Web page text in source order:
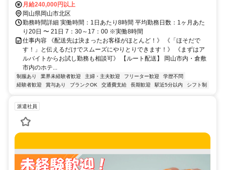
川緑道公園駅」より徒歩5分 バイク通勤OK
月給240,000円以上
岡山県岡山市北区
勤務時間詳細 実働時間：1日あたり8時間 平均勤務日数：1ヶ月あた
り20日 〜 21日 7：30～17：00 ※実働8時間
仕事内容 《配送先は決まったお客様がほとんど！》 《「ほそだで
す！」と伝えるだけでスムーズにやりとりできます！》 《まずはア
ルバイトからお試し勤務も相談可》 【ルート配送】 岡山市内・倉敷
市内のホテ...
制服あり 業界未経験者歓迎 主婦・主夫歓迎 フリーター歓迎
学歴不問
経験者歓迎
賞与あり ブランクOK 交通費支給 長期歓迎 駅近5分以内 シフト制
派遣社員